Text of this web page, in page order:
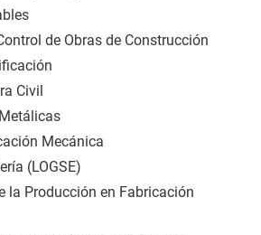
de Obras de Construcción
Civil
Mecánica
(LOGSE)
la Producción en Fabricación